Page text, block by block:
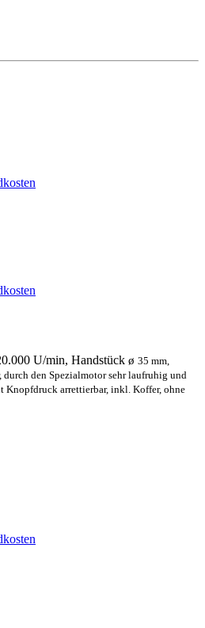
U/min, Handstück ø 35 mm,
den Spezialmotor sehr laufruhig und
Knopfdruck arrettierbar, inkl. Koffer, ohne